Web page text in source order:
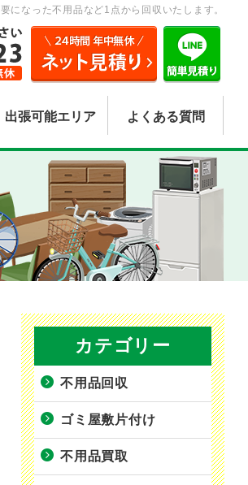
になった不用品など1点から回収いたします。
出張可能エリア よくある質問
カテゴリー
不用品回収
ゴミ屋敷片付け
不用品買取